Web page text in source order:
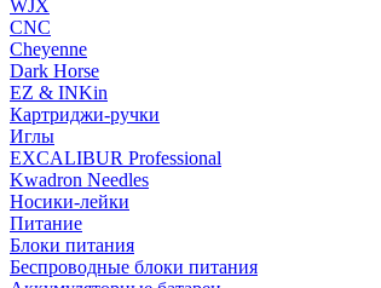
WJX
CNC
Cheyenne
Dark Horse
EZ & INKin
Картриджи-ручки
Иглы
EXCALIBUR Professional
Kwadron Needles
Носики-лейки
Питание
Блоки питания
Беспроводные блоки питания